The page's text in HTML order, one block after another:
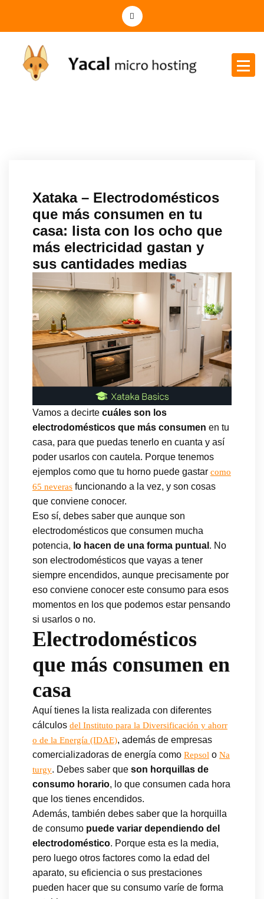
Xataka – Electrodomésticos
que más consumen en tu
casa: lista con los ocho que
más electricidad gastan y
sus cantidades medias
Vamos a decirte cuáles son los
electrodomésticos que más consumen en tu
casa, para que puedas tenerlo en cuanta y así
poder usarlos con cautela. Porque tenemos
ejemplos como que tu horno puede gastar como
65 neveras funcionando a la vez, y son cosas
que conviene conocer.
Eso sí, debes saber que aunque son
electrodomésticos que consumen mucha
potencia, lo hacen de una forma puntual . No
son electrodomésticos que vayas a tener
siempre encendidos, aunque precisamente por
eso conviene conocer este consumo para esos
momentos en los que podemos estar pensando
si usarlos o no.
Electrodomésticos
que más consumen en
casa
Aquí tienes la lista realizada con diferentes
cálculos del Instituto para la Diversificación y ahorr
o de la Energía (IDAE), además de empresas
comercializadoras de energía como Repsol o Na
turgy. Debes saber que son horquillas de
consumo horario, lo que consumen cada hora
que los tienes encendidos.
Además, también debes saber que la horquilla
de consumo puede variar dependiendo del
electrodoméstico. Porque esta es la media,
pero luego otros factores como la edad del
aparato, su eficiencia o sus prestaciones
pueden hacer que su consumo varíe de forma